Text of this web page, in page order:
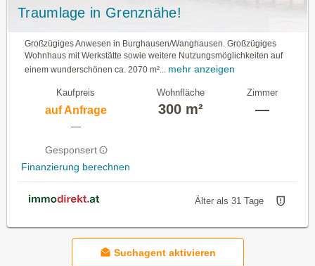
Traumlage in Grenznähe!
Großzügiges Anwesen in Burghausen/Wanghausen. Großzügiges
Wohnhaus mit Werkstätte sowie weitere Nutzungsmöglichkeiten auf
einem wunderschönen ca. 2070 m²...
mehr anzeigen
Kaufpreis
auf Anfrage
—
Gesponsert
Finanzierung berechnen
Wohnfläche
300 m²
Zimmer
—
Älter als 31 Tage
Suchagent aktivieren